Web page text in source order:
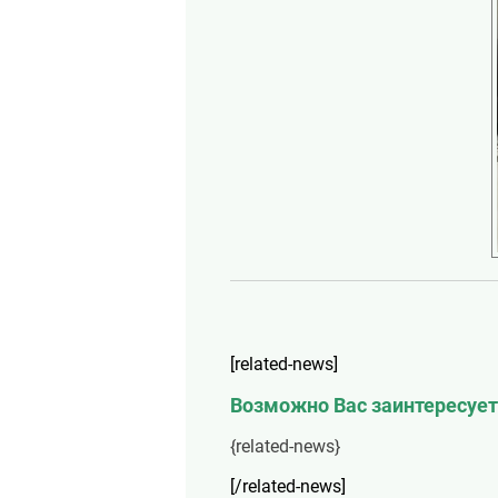
[related-news]
Возможно Вас
{related-news}
[/related-news]